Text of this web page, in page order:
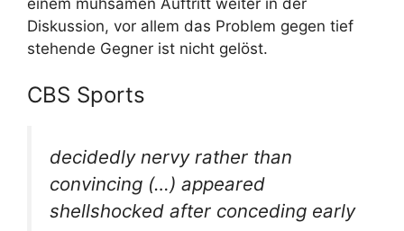
Diskussion, vor allem das Problem gegen tief
stehende Gegner ist nicht gelöst.
CBS Sports
decidedly nervy rather than
convincing (…) appeared
shellshocked after conceding early